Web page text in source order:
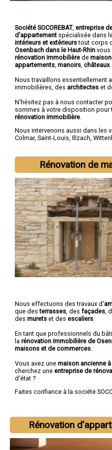
Société SOCOREBAT, entreprise
d'appartement spécialisée dans
intérieurs et extérieurstout corps
Osenbach dans le Haut-Rhin vous
rénovation immobilière de
appartements manoirs châteaux.
Nous travaillons essentiellement
immobilières, des architectes et
N'hésitez pas à nous contacter
sommes à votre disposition pour
rénovation immobilière
Nous intervenons aussi dans les
Colmar, Saint-Louis, Illzach,
Rénovation de
Nous effectuons des travaux d'
que desterrasses , des façades ,
des murets et des escaliers
En tant que professionnels du
la rénovation immobilière de
maisons et de commerces
Vous avez une maison ancienne
cherchez une entreprise de
d'état ?
Faites confiance à la société
Rénovation